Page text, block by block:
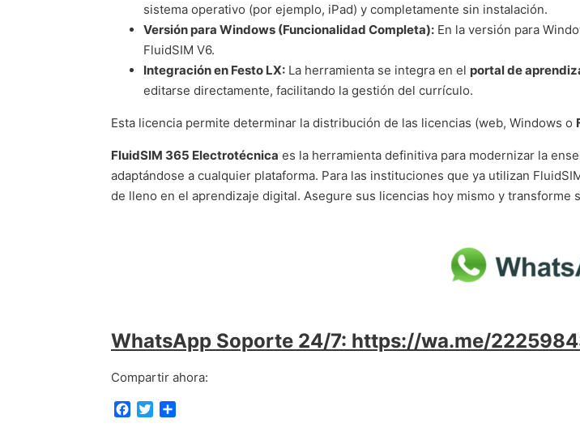
sistema operativo (por ejemplo, iPad) y completamente sin instalación.
Versión para Windows (Funcionalidad Completa): En la versión para
FluidSIM V6.
Integración en Festo LX: La herramienta se integra en el portal de
editarse directamente, facilitando la gestión del currículo.
Esta licencia permite determinar la distribución de las licencias (web, Windows o
FluidSIM 365 Electrotécnica es la herramienta definitiva para modernizar la
adaptándose a cualquier plataforma. Para las instituciones que ya utilizan
de lleno en el aprendizaje digital. Asegure sus licencias hoy mismo y transforme
WhatsApp Soporte 24/7: https://wa.me/
Compartir ahora: